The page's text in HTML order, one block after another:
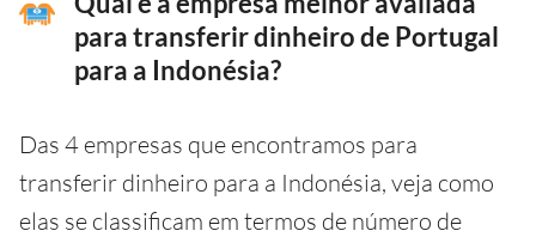
para transferir dinheiro de Portugal
para a Indonésia?
Das 4 empresas que encontramos para
transferir dinheiro para a Indonésia, veja como
elas se classificam em termos de número de